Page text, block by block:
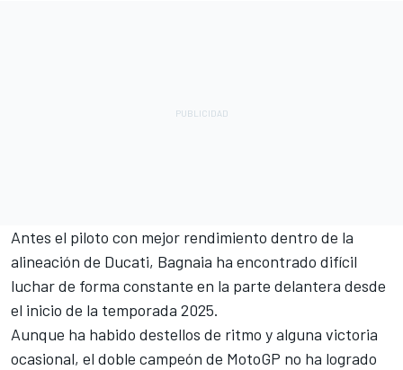
Antes el piloto con mejor rendimiento dentro de la
alineación de Ducati, Bagnaia ha encontrado difícil
luchar de forma constante en la parte delantera desde
el inicio de la temporada 2025.
Aunque ha habido destellos de ritmo y alguna victoria
ocasional, el doble campeón de MotoGP no ha logrado